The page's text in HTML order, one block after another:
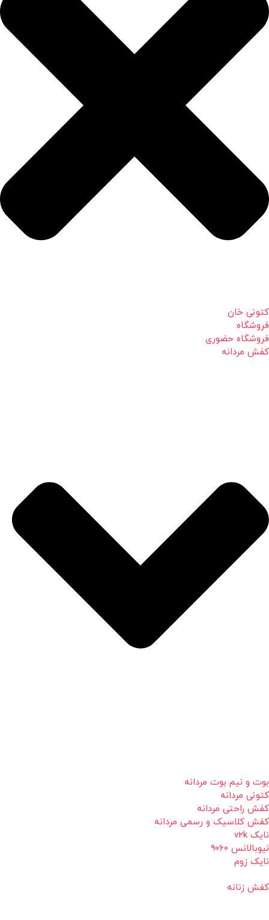
کتونی خان
فروشگاه
فروشگاه حضوری
کفش مردانه
بوت و نیم بوت مردانه
کتونی مردانه
کفش راحتی مردانه
کفش کلاسیک و رسمی مردانه
نایک v2k
نیوبالانس 9060
نایک زوم
کفش زنانه